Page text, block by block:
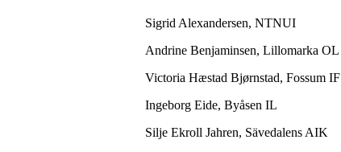
Sigrid Alexandersen, NTNUI
Andrine Benjaminsen, Lillomarka OL
Victoria Hæstad Bjørnstad, Fossum IF
Ingeborg Eide, Byåsen IL
Silje Ekroll Jahren, Sävedalens AIK